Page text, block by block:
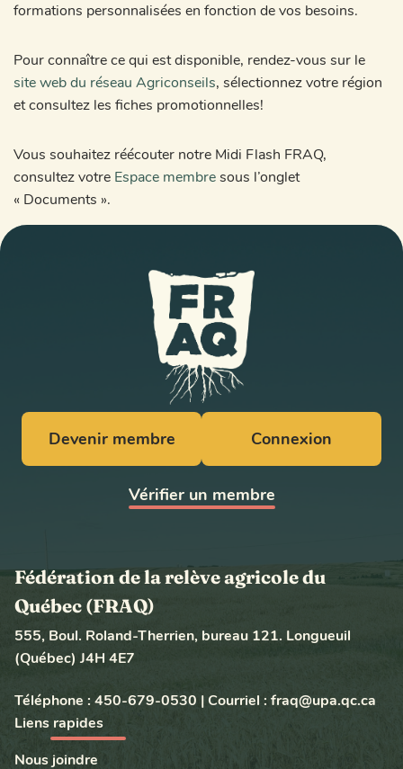
formations personnalisées en fonction de vos besoins.
Pour connaître ce qui est disponible, rendez-vous sur le
site web du réseau Agriconseils, sélectionnez votre région
et consultez les fiches promotionnelles!
Vous souhaitez réécouter notre Midi Flash FRAQ,
consultez votre Espace membresous l’onglet
« Documents ».
Devenir membre Connexion
Vérifier un membre
Fédération de la relève agricole du
Québec (FRAQ)
555, Boul. Roland-Therrien, bureau 121. Longueuil
(Québec) J4H 4E7
Téléphone : 450-679-0530 |Courriel : fraq@upa.qc.ca
Liens rapides
Nous joindre